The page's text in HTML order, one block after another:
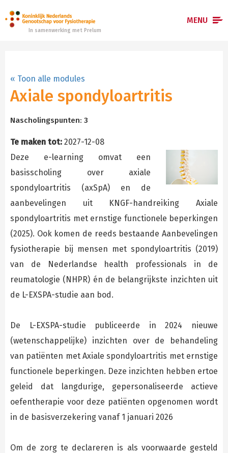
MENU
In samenwerking met Prelum
E-learningmodules
Hoe werkt het?
Inloggen
« Toon alle modules
Axiale spondyloartritis
Nascholingspunten: 3
Te maken tot: 2027-12-08
Deze e-learning omvat een
basisscholing over axiale
spondyloartritis (axSpA) en de
aanbevelingen uit KNGF-handreiking Axiale
spondyloartritis met ernstige functionele beperkingen
(2025). Ook komen de reeds bestaande Aanbevelingen
fysiotherapie bij mensen met spondyloartritis (2019)
van de Nederlandse health professionals in de
reumatologie (NHPR) én de belangrijkste inzichten uit
de L-EXSPA-studie aan bod.
De L-EXSPA-studie publiceerde in 2024 nieuwe
(wetenschappelijke) inzichten over de behandeling
van patiënten met Axiale spondyloartritis met ernstige
functionele beperkingen. Deze inzichten hebben ertoe
geleid dat langdurige, gepersonaliseerde actieve
oefentherapie voor deze patiënten opgenomen wordt
in de basisverzekering vanaf 1 januari 2026
Om de zorg te declareren is als voorwaarde gesteld